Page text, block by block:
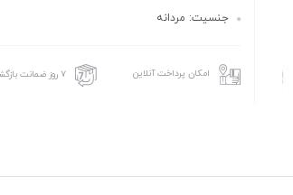
جنسیت: مردانه
امکان پرداخت آنلاین ۷ روز ضمانت بازگشت